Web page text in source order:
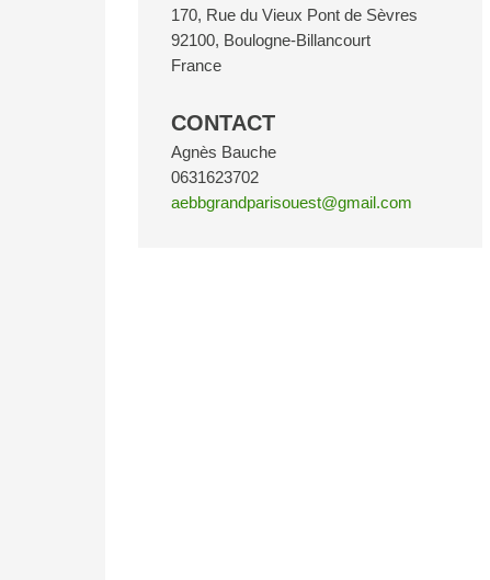
170, Rue du Vieux Pont de Sèvres
92100, Boulogne-Billancourt
France
CONTACT
Agnès Bauche
0631623702
aebbgrandparisouest@gmail.com